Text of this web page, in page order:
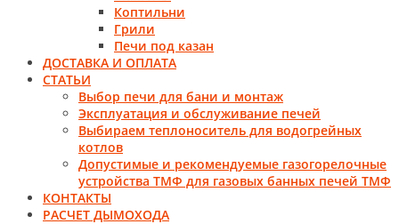
Коптильни
Грили
Печи под казан
ДОСТАВКА И ОПЛАТА
СТАТЬИ
Выбор печи для бани и монтаж
Эксплуатация и обслуживание печей
Выбираем теплоноситель для водогрейных
котлов
Допустимые и рекомендуемые газогорелочные
устройства ТМФ для газовых банных печей ТМФ
КОНТАКТЫ
РАСЧЕТ ДЫМОХОДА